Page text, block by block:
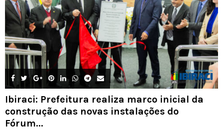
Ibiraci: Prefeitura realiza marco inicial da
construção das novas instalações do
Fórum...